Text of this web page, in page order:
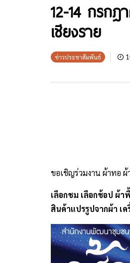
12-14 กรก
เชียงราย
ข่าวประชาสัมพันธ์
ขอเชิญร่วมงาน ผ้าทอ
เลือกชม เลือกช้อป ผ้
สินค้าแปรรูปจากผ้า เ